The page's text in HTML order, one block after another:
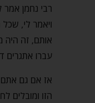
רבי נחמן אמר
ויאמר לי,
אותם, זה היה
עברו אתגרים
אז אם גם אתם
הזו ומובלים